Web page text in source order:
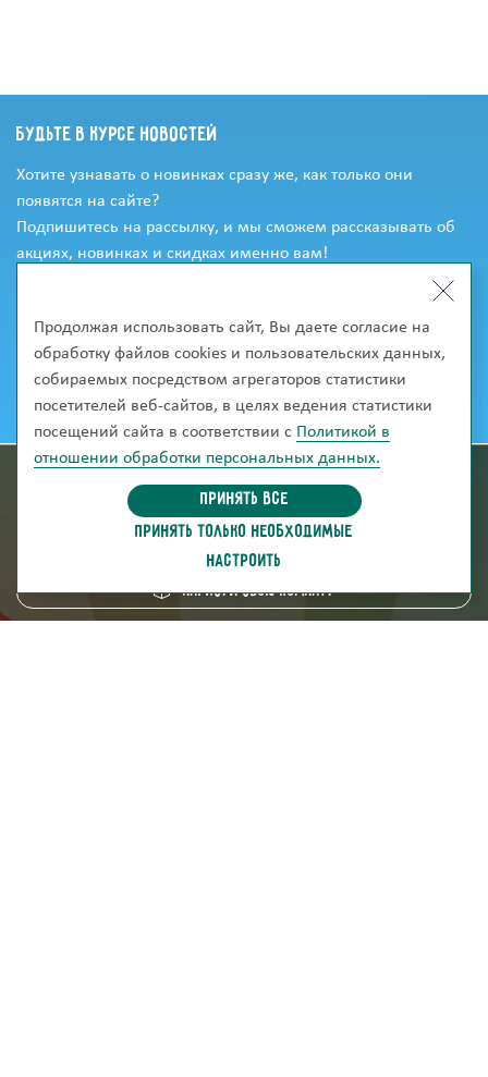
Продолжая использовать сайт, Вы даете согласие на
обработку файлов cookies и пользовательских данных,
собираемых посредством агрегаторов статистики
посетителей веб-сайтов, в целях ведения статистики
посещений сайта в соответствии с Политикой в
отношении обработки персональных данных.
Принять все
ПРИНЯТЬ ТОЛЬКО НЕОБХОДИМЫЕ
НАСТРОИТЬ
Будьте в курсе новостей
Хотите узнавать о новинках сразу же, как только они
появятся на сайте?
Подпишитесь на рассылку, и мы сможем рассказывать об
акциях, новинках и скидках именно вам!
информация для покупателей
скачать каталог
Нарисуй свою комнату